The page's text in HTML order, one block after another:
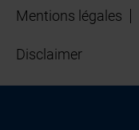
Mentions légales
Disclaimer